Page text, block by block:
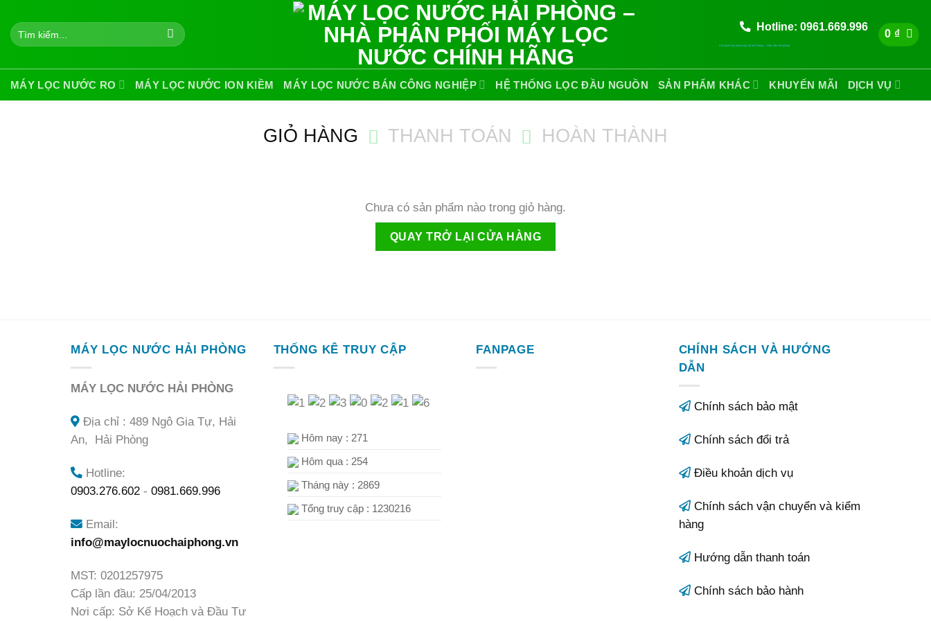
content
Tìm
kiếm:
Hotline: 0961.669.996
Cho thuê máy photocopy tại hải Phòng Khắc dấu Hải phòng
0 ₫
MÁY LỌC NƯỚC RO MÁY LỌC NƯỚC ION KIỀM MÁY LỌC NƯỚC BÁN CÔNG NGHIỆP HỆ THỐNG LỌC ĐẦU NGUỒN SẢN PHẨM KHÁC KHUYẾN MÃI DỊCH VỤ
GIỎ HÀNG THANH TOÁN HOÀN THÀNH
Chưa có sản phẩm nào trong giỏ hàng.
QUAY TRỞ LẠI CỬA HÀNG
MÁY LỌC NƯỚC HẢI PHÒNG
MÁY LỌC NƯỚC HẢI PHÒNG
Địa chỉ : 489 Ngô Gia Tự, Hải
An, Hải Phòng
Hotline:
0903.276.602 - 0981.669.996
Email:
info@maylocnuochaiphong.vn
MST: 0201257975
Cấp lần đầu: 25/04/2013
Nơi cấp: Sở Kế Hoạch và Đầu Tư
THỐNG KÊ TRUY CẬP
Hôm nay : 271
Hôm qua : 254
Tháng này : 2869
Tổng truy cập : 1230216
FANPAGE
CHÍNH SÁCH VÀ HƯỚNG
DẪN
Chính sách bảo mật
Chính sách đổi trả
Điều khoản dịch vụ
Chính sách vận chuyển và kiểm
hàng
Hướng dẫn thanh toán
Chính sách bảo hành